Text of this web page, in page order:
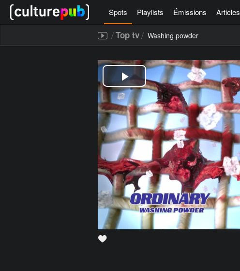
Spots Playlists Émissions Articles
/Top tv/ Washing powder